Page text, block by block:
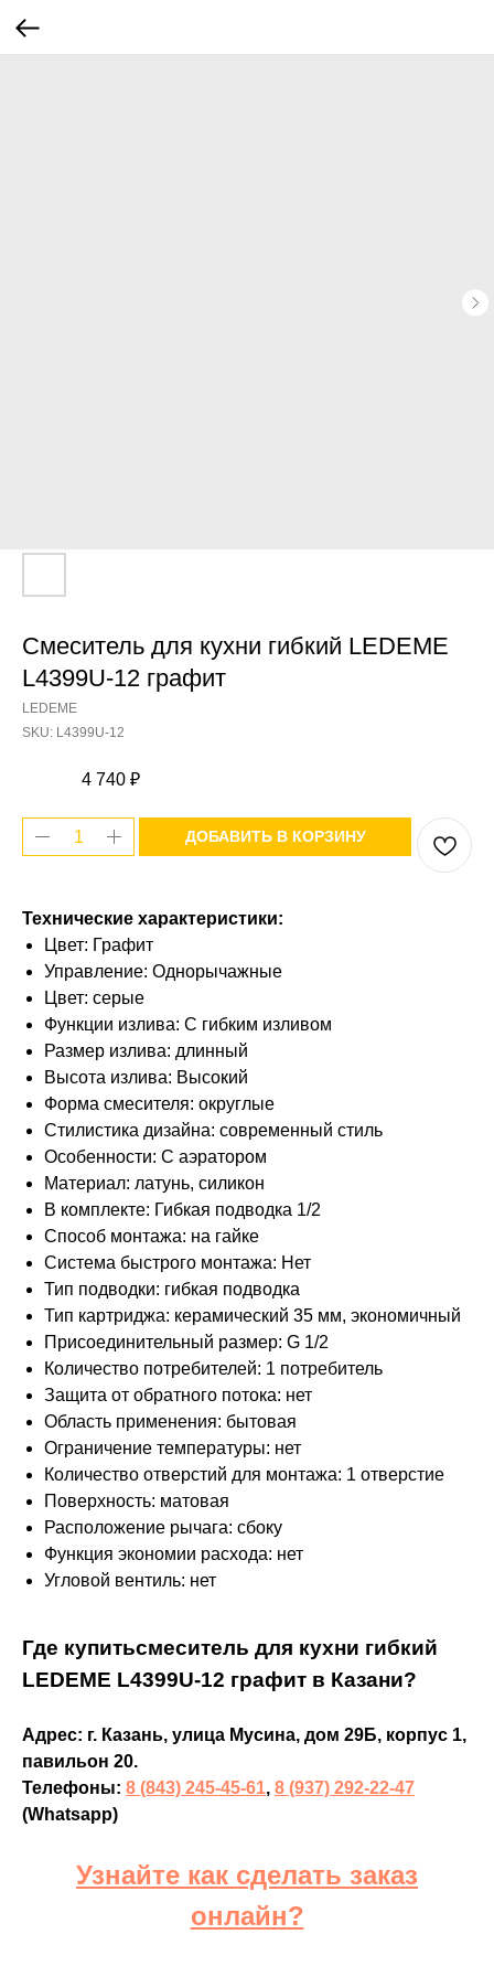
Смеситель для кухни гибкий LEDEME
L4399U-12 графит
LEDEME
SKU: L4399U-12
4 740 ₽
ДОБАВИТЬ В КОРЗИНУ
Технические характеристики:
Цвет: Графит
Управление: Однорычажные
Цвет: серые
Функции излива: С гибким изливом
Размер излива: длинный
Высота излива: Высокий
Форма смесителя: округлые
Стилистика дизайна: современный стиль
Особенности: С аэратором
Материал: латунь, силикон
В комплекте: Гибкая подводка 1/2
Способ монтажа: на гайке
Система быстрого монтажа: Нет
Тип подводки: гибкая подводка
Тип картриджа: керамический 35 мм, экономичный
Присоединительный размер: G 1/2
Количество потребителей: 1 потребитель
Защита от обратного потока: нет
Область применения: бытовая
Ограничение температуры: нет
Количество отверстий для монтажа: 1 отверстие
Поверхность: матовая
Расположение рычага: сбоку
Функция экономии расхода: нет
Угловой вентиль: нет
Где купитьсмеситель для кухни гибкий
LEDEME L4399U-12 графит в Казани?
Адрес: г. Казань, улица Мусина, дом 29Б, корпус 1,
павильон 20.
Телефоны: 8 (843) 245-45-61, 8 (937) 292-22-47
(Whatsapp)
Узнайте как сделать заказ
онлайн?